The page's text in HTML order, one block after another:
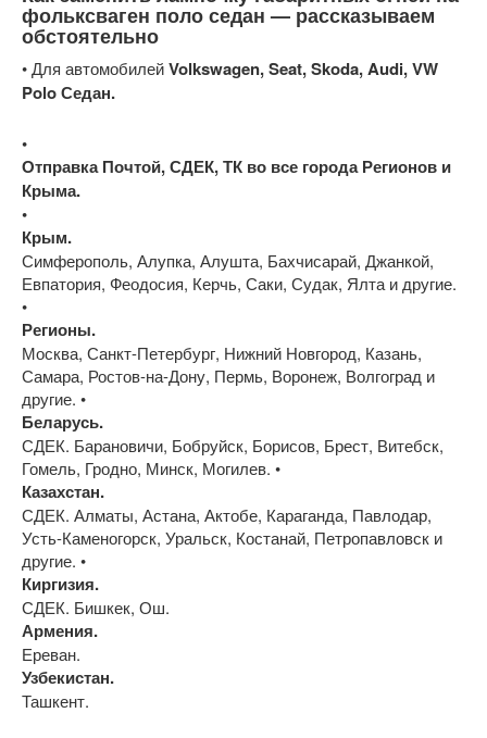
фольксваген поло седан — рассказываем
обстоятельно
• Для автомобилейVolkswagen, Seat, Skoda, Audi, VW
Polo Седан.
•
Отправка Почтой, СДЕК, ТК во все города Регионов и
Крыма.
•
Крым.
Симферополь, Алупка, Алушта, Бахчисарай, Джанкой,
Евпатория, Феодосия, Керчь, Саки, Судак, Ялта и другие.
•
Регионы.
Москва, Санкт-Петербург, Нижний Новгород, Казань,
Самара, Ростов-на-Дону, Пермь, Воронеж, Волгоград и
другие. •
Беларусь.
СДЕК. Барановичи, Бобруйск, Борисов, Брест, Витебск,
Гомель, Гродно, Минск, Могилев. •
Казахстан.
СДЕК. Алматы, Астана, Актобе, Караганда, Павлодар,
Усть-Каменогорск, Уральск, Костанай, Петропавловск и
другие. •
Киргизия.
СДЕК. Бишкек, Ош.
Армения.
Ереван.
Узбекистан.
Ташкент.